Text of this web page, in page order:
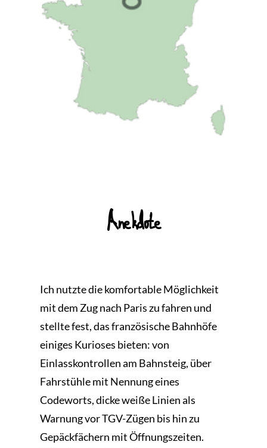
Anekdote
Ich nutzte die komfortable Möglichkeit
mit dem Zug nach Paris zu fahren und
stellte fest, das französische Bahnhöfe
einiges Kurioses bieten: von
Einlasskontrollen am Bahnsteig, über
Fahrstühle mit Nennung eines
Codeworts, dicke weiße Linien als
Warnung vor TGV-Zügen bis hin zu
Gepäckfächern mit Öffnungszeiten.